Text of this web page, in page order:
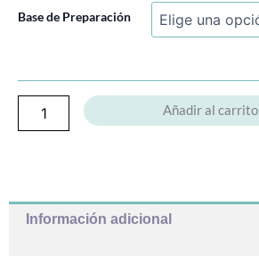
Base de Preparación
Orquídea
Abundancia
Con
El
Cosmos
cantidad
Añadir al carrito
Información adicional